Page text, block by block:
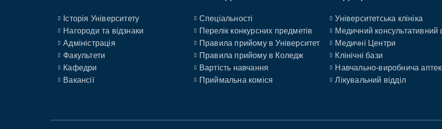
Історія Університету
Нагороди та відзнаки
Адміністрація
Факультети
Кафедри
Вакансії
Спеціальності
Перелік конкурсних предметів
Правила прийому в Університет
Правила прийому в Коледж
Вартість навчання
Приймальна коміся
Університетська клініка
Медичний консультативний
Медичні Центри
Клінічні бази
Навчально-виробнича
Лікувальний відділ